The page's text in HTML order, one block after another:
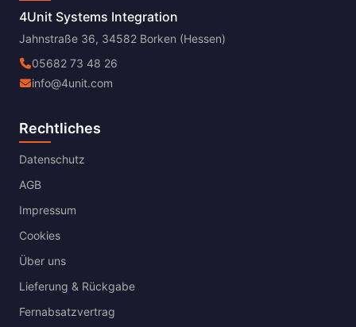
4Unit Systems Integration
Jahnstraße 36, 34582 Borken (Hessen)
05682 73 48 26
info@4unit.com
Rechtliches
Datenschutz
AGB
Impressum
Cookies
Über uns
Lieferung & Rückgabe
Fernabsatzvertrag